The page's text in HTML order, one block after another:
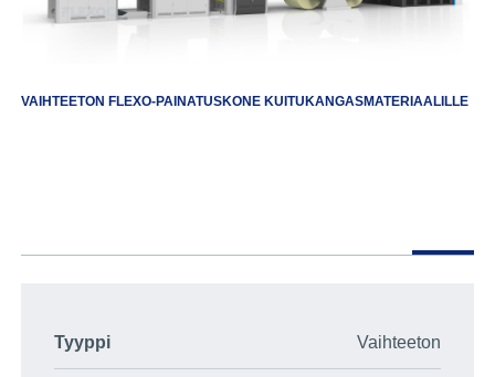
VAIHTEETON FLEXO-PAINATUSKONE KUITUKANGASMATERIAALILLE
Tyyppi Vaihteeton